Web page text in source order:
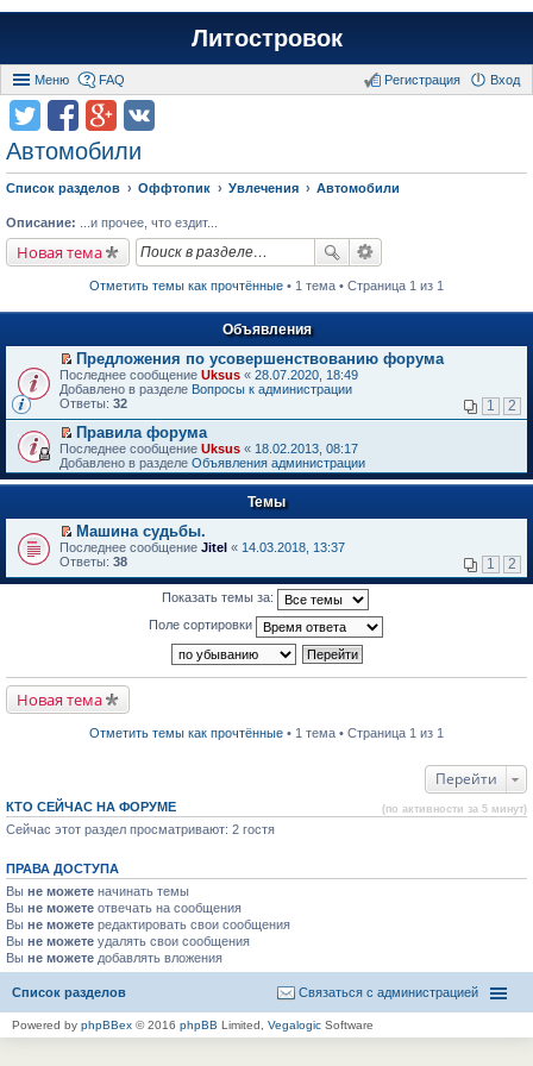
Литостровок
Меню FAQ Вход
Регистрация
Автомобили
Список разделов Оффтопик Увлечения Автомобили
Описание: ...и прочее, что ездит...
Новая тема
Отметить темы как прочтённые • 1 тема • Страница 1 из 1
Объявления
П
е
р
й
т
и
к
п
в
о
м
у
н
т
а
н
о
о
б
н
ю
Предложения по усовершенствованию форума
Последнее сообщение Uksus « 28.07.2020, 18:49
Добавлено в разделе Вопросы к администрации
Ответы: 32 1 2
П
е
р
е
т
и
к
п
р
п
р
о
н
о
м
о
о
щ
е
н
и
ю
Правила форума
Последнее сообщение Uksus « 18.02.2013, 08:17
Добавлено в разделе Объявления администрации
Темы
П
е
е
р
в
о
р
о
ч
а
н
н
о
м
у
с
о
б
щ
е
Машина судьбы.
Последнее сообщение Jitel « 14.03.2018, 13:37
Ответы: 38 1 2
Показать темы за:
Поле сортировки
Новая тема
Отметить темы как прочтённые • 1 тема • Страница 1 из 1
Перейти
КТО СЕЙЧАС НА ФОРУМЕ (по активности за 5 минут)
Сейчас этот раздел просматривают: 2 гостя
ПРАВА ДОСТУПА
Вы не можете начинать темы
Вы не можете отвечать на сообщения
Вы не можете редактировать свои сообщения
Вы не можете удалять свои сообщения
Вы не можете добавлять вложения
Список разделов Связаться с администрацией
Powered by phpBBex © 2016 phpBB Limited, Vegalogic Software